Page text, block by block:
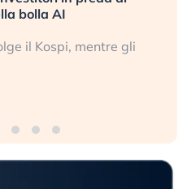
bolla AI
il Kospi, mentre gli